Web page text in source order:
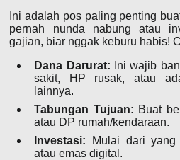
Ini adalah pos paling penting
pernah nunda nabung atau
gajian, biar nggak keburu habis!
Dana Darurat: Ini wajib
sakit, HP rusak, atau
lainnya.
Tabungan Tujuan: Buat
atau DP rumah/kendaraan.
Investasi: Mulai dari yang
atau emas digital.